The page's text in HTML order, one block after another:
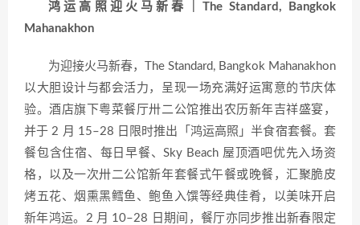
鸿运高照迎火马新春｜The Standard, Bangkok
Mahanakhon
为迎接火马新春，The Standard, Bangkok Mahanakhon
以大胆设计与都会活力，呈现一场充满好运寓意的节庆体
验。酒店旗下粤菜餐厅卅二公馆推出农历新年吉祥盛宴，
并于 2 月 15–28 日限时推出「鸿运高照」半食宿套餐。套
餐包含住宿、每日早餐、Sky Beach 屋顶酒吧优先入场资
格，以及一次卅二公馆新年套餐式午餐或晚餐，汇聚脆皮
烤五花、烟熏黑鳕鱼、鲍鱼入馔等经典佳肴，以美味开启
新年鸿运。2 月 10–28 日期间，餐厅亦同步推出新春限定